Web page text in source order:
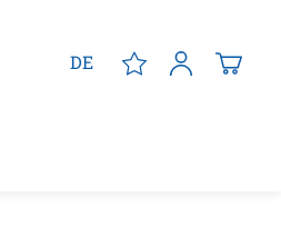
DE